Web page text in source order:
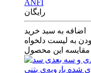
ANFI
رایگان
اضافه به سبد خرید
به لیست دلخواه
مقایسه این محصول